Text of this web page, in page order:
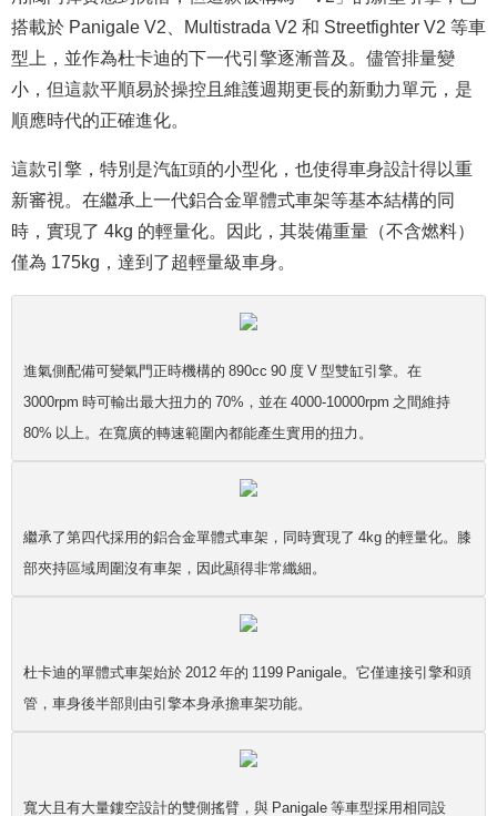
搭載於 Panigale V2、Multistrada V2 和 Streetfighter V2 等車
型上，並作為杜卡迪的下一代引擎逐漸普及。儘管排量變
小，但這款平順易於操控且維護週期更長的新動力單元，是
順應時代的正確進化。
這款引擎，特別是汽缸頭的小型化，也使得車身設計得以重
新審視。在繼承上一代鋁合金單體式車架等基本結構的同
時，實現了 4kg 的輕量化。因此，其裝備重量（不含燃料）
僅為 175kg，達到了超輕量級車身。
進氣側配備可變氣門正時機構的 890cc 90 度 V 型雙缸引擎。在
3000rpm 時可輸出最大扭力的 70%，並在 4000-10000rpm 之間維持
80% 以上。在寬廣的轉速範圍內都能產生實用的扭力。
繼承了第四代採用的鋁合金單體式車架，同時實現了 4kg 的輕量化。膝
部夾持區域周圍沒有車架，因此顯得非常纖細。
杜卡迪的單體式車架始於 2012 年的 1199 Panigale。它僅連接引擎和頭
管，車身後半部則由引擎本身承擔車架功能。
寬大且有大量鏤空設計的雙側搖臂，與 Panigale 等車型採用相同設